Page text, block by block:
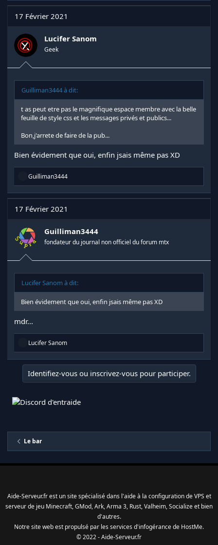
17 Février 2021
Lucifer Sanom
Geek
Guilliman3444 à dit:
t as peut etre pas le magnifique espace membre avec la belle
feuille de style css et les messages privés et publics...
Bon,j'arrete de faire de la pub...
Bien évidement que oui, enfin jsais même pas XD
R
a
c
t
n
s
:
Guilliman3444
17 Février 2021
Guilliman3444
fondateur du journal non officiel du forum mtx
Lucifer Sanom à dit:
Bien évidement que oui, enfin jsais même pas XD
mdr...
R
a
c
t
i
s
Lucifer Sanom
Identifiez-vous ou inscrivez-vous pour participer.
Le bar
Aide-Serveur.fr est un site spécialisé dans l'aide à la configuration de VPS et
serveur de jeu Minecraft, GMod, Ark, Arma 3, Rust, Valheim, Socialize et bien
d'autres.
Notre site web est propulsé par les services d'infogérancede HostMe.
© 2022 - Aide-Serveur.fr